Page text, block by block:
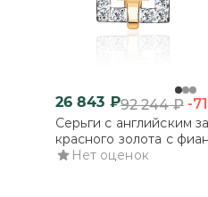
26 843 ₽92 244₽ -
Серьги с английским
красного золота с
Нет оценок